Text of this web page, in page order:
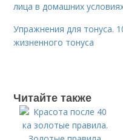
лица в домашних
Упражнения для тонуса.
жизненного тонуса
Читайте также